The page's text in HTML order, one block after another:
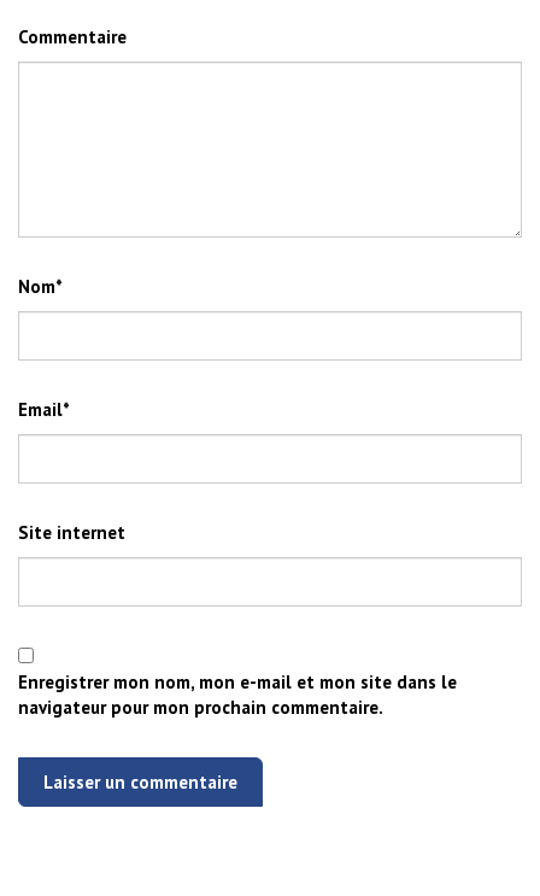
Commentaire
Nom*
Email*
Site internet
Enregistrer mon nom, mon e-mail et mon site dans le
navigateur pour mon prochain commentaire.